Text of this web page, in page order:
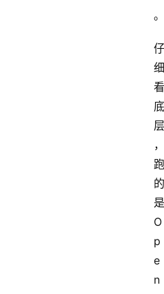
。
仔
细
看
底
层
，
跑
的
是
O
p
e
n